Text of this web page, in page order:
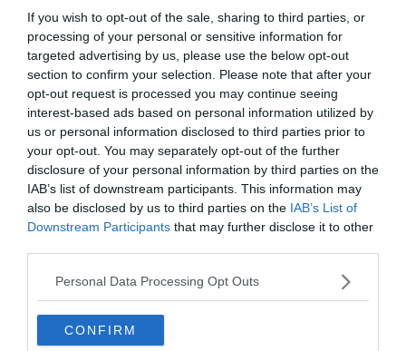
If you wish to opt-out of the sale, sharing to third parties, or
processing of your personal or sensitive information for
targeted advertising by us, please use the below opt-out
section to confirm your selection. Please note that after your
opt-out request is processed you may continue seeing
interest-based ads based on personal information utilized by
us or personal information disclosed to third parties prior to
your opt-out. You may separately opt-out of the further
disclosure of your personal information by third parties on the
IAB’s list of downstream participants. This information may
also be disclosed by us to third parties on the IAB’s List of
Downstream Participants that may further disclose it to other
Personal Data Processing Opt Outs
CONFIRM
Le canzoni di Guccini sparate a tutto
volume nella strada dove abitava
Assisi, bagno di folla per Papa Leone a
Santa Maria degli Angeli